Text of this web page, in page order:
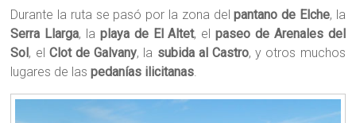
Durante la ruta se pasó por la zona delpantano de Elche, la
Serra Llarga, la playa de El Altet, elpaseo de Arenales del
Sol , el Clot de Galvany, la subida al Castro, y otros muchos
lugares de laspedanías ilicitanas.